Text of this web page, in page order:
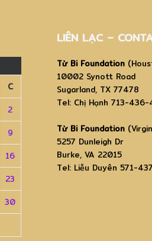
C
2
9
16
23
30
LIÊN LẠC –
Từ Bi Foundation
10002 Synott Road
Sugarland, TX 77478
Tel: Chị Hạnh 713-
Từ Bi Foundation
5257 Dunleigh Dr
Burke, VA 22015
Tel: Liễu Duyên 571-